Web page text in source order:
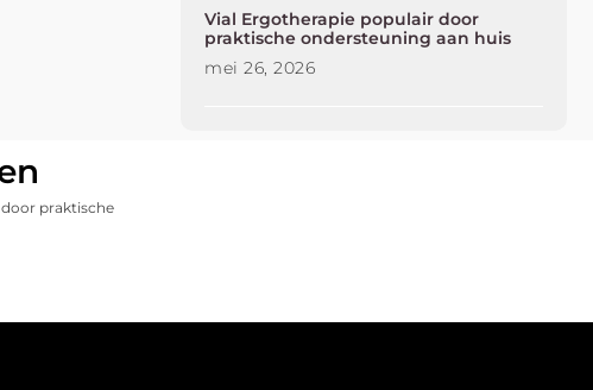
Vial Ergotherapie populair door
praktische ondersteuning aan huis
mei 26, 2026
praktische